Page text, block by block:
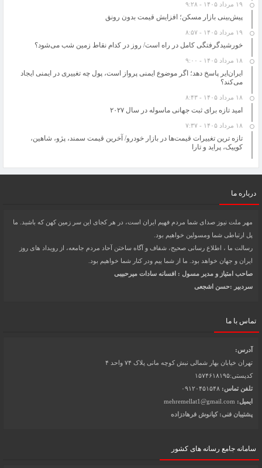
100 هزار تومان
«شورآباد»؛ زندگی با طعم دود، سم و سرفه؛ در کناردپوی زباله تهران!
پاییز امسال پربارش خواهد بود
ایران و چین در مورد مسائل منطقه ای اشتراک مواضع دارند
قراردادهایی به ارزش ۵۰۰ میلیون دلار با دانش‌بنیان‌ها امضا می‌شود
۱۹ مرداد ۱۴۰۵ - ۹:۲۸
پیش‌بینی بازار مسکن؛ افزایش قیمت بدون رونق
۱۹ مرداد ۱۴۰۵ - ۸:۵۷
خورشیدگرفتگی کامل در راه است/ روز در کدام نقاط زمین شب می‌شود؟
۱۸ مرداد ۱۴۰۵ - ۹:۰۰
ایران‌ایر پاسخ دهد؛ اگر موضوع ایمنی پرواز است، پول چه تغییری در ایمنی ایجاد
می‌کند؟
۱۸ مرداد ۱۴۰۵ - ۸:۴۳
امید تازه برای ثبت جهانی ماسوله در سال ۲۰۲۷
۱۸ مرداد ۱۴۰۵ - ۷:۳۷
تازه ترین تغییرات قیمت‌ها در بازار خودرو/ آخرین قیمت سمند، پژو، شاهین،
کوییک، پراید و تارا
درباره ما
مهر ملت نیوز صدای شما مردم فهیم ایران است، در هر کجای این سر زمین کهن که باشید. ما
پل ارتباطی شما ومسولین خواهیم بود.
رسالت ما ، اطلاع رسانی صحیح، شفاف و آگاه ساختن آحاد مردم جامعه، از رویداد های روز
ایران و جهان خواهد بود. ما از شما ییم ودر کنار شما خواهیم بود.
صاحب امتیاز و مدیر مسول : افسانه سادات میرحبیبی
سردبیر :حسن اشجعی
تماس با ما
آدرس:
تهران خیابان بهار شمالی نبش کوچه مانی پلاک ۷۴ واحد ۴
کدپستی:۱۵۷۴۶۱۸۱۹۵
تلفن تماس: ۰۹۱۲۰۴۵۱۵۴۸
ایمیل: mehremellat1@gmail.com
پشتیبان فنی: کیانوش فرهادزاده
سامانه جامع رسانه های کشور